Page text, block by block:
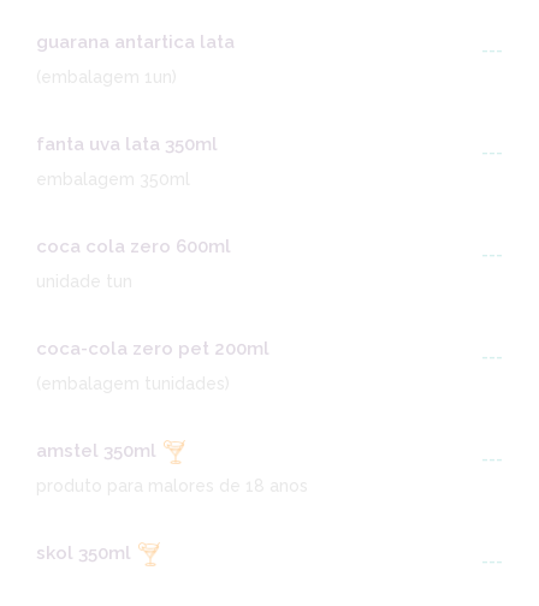
guarana antartica lata
---
(embalagem 1un)
fanta uva lata 350ml
---
embalagem 350ml
coca cola zero 600ml
---
coca-cola zero pet 200ml
---
(embalagem tunidades)
amstel 350ml
---
skol 350ml ---